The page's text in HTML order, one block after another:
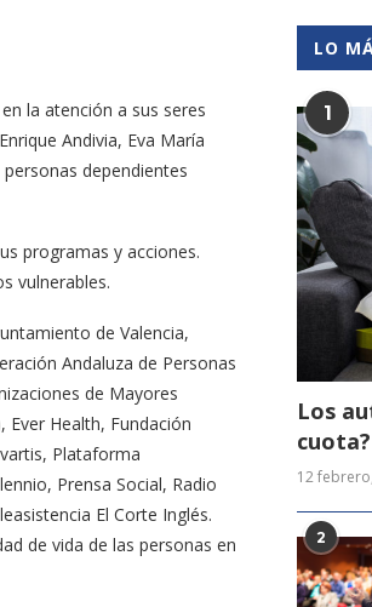
la atención a sus seres
Andivia, Eva María
dependientes
programas y acciones.
vulnerables.
de Valencia,
Andaluza de Personas
de Mayores
Ever Health, Fundación
Plataforma
Prensa Social, Radio
El Corte Inglés.
de vida de las personas en
LO
1
Los
cuota?
12
2